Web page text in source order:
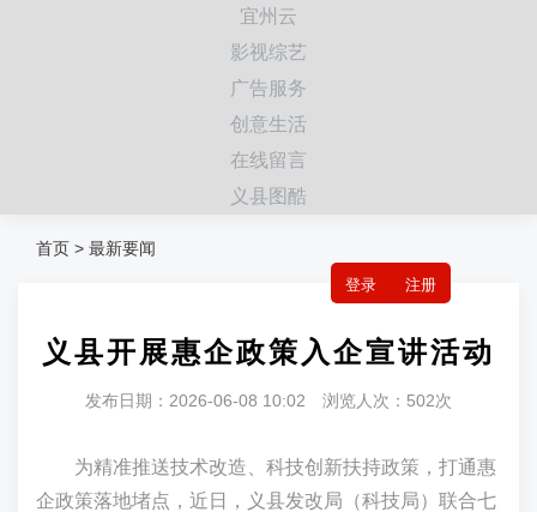
登录 注册
宜州云
影视综艺
广告服务
创意生活
在线留言
义县图酷
首页 > 最新要闻
义县开展惠企政策入企宣讲活动
发布日期：2026-06-08 10:02 浏览人次：502次
为精准推送技术改造、科技创新扶持政策，打通惠
企政策落地堵点，近日，义县发改局（科技局）联合七